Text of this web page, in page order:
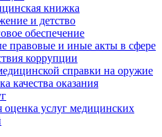
книжка
и детство
обеспечение
правовые и иные акты в сфере
коррупции
справки на оружие
качества оказания
оценка услуг медицинскиx